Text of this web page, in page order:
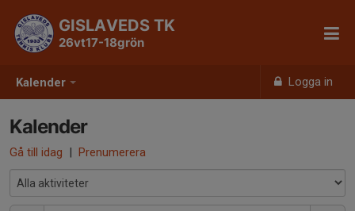
Kalender Logga in
GISLAVEDS TK
26vt17-18grön
Kalender
Gå till idag | Prenumerera